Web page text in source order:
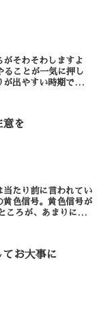
そわそわしますよ
ことが一気に押し
出やすい時期です。
意を
当たり前に言われてい
黄色信号。黄色信号が
お大事に